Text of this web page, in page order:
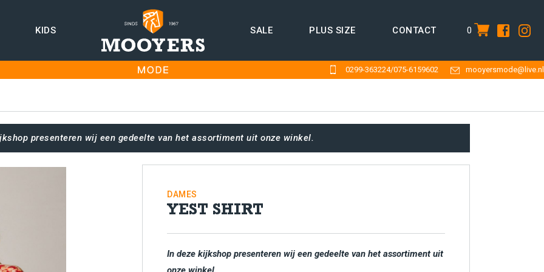
0 item
KIDS SALE PLUS SIZE CONTACT
0299-363224/075-6159602 mooyersmode@live.nl
presenteren wij een gedeelte van het assortiment uit onze winkel.
DAMES
YEST SHIRT
In deze kijkshop presenteren wij een gedeelte van het assortiment uit